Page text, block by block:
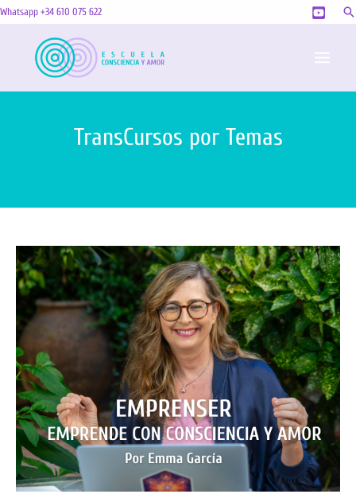
Ir
contenido
Whatsapp +34 610 075 622
TransCursos por Temas
EmprenSER